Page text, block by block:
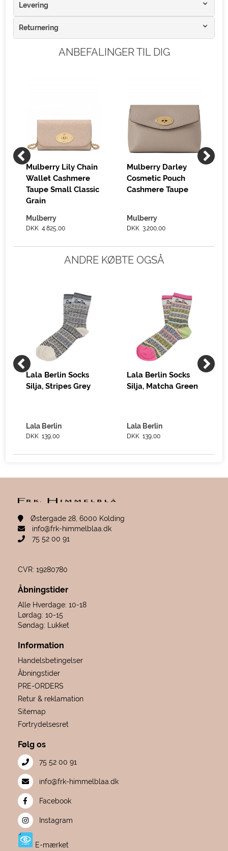
Levering
Returnering
ANBEFALINGER TIL DIG
Mulberry Lily Chain
Wallet Cashmere
Taupe Small Classic
Grain
Mulberry
DKK 4.825,00
Mulberry Darley
Cosmetic Pouch
Cashmere Taupe
Mulberry
DKK 3.200,00
ANDRE KØBTE OGSÅ
Lala Berlin Socks
Silja, Stripes Grey
Lala Berlin
DKK 139,00
Lala Berlin Socks
Silja, Matcha Green
Lala Berlin
DKK 139,00
Østergade 28, 6000 Kolding
info@frk-himmelblaa.dk
75 52 00 91
CVR: 19280780
Åbningstider
Alle Hverdage: 10-18
Lørdag: 10-15
Søndag: Lukket
Information
Handelsbetingelser
Åbningstider
PRE-ORDERS
Retur & reklamation
Sitemap
Fortrydelsesret
Følg os
75 52 00 91
info@frk-himmelblaa.dk
Facebook
Instagram
E-mærket